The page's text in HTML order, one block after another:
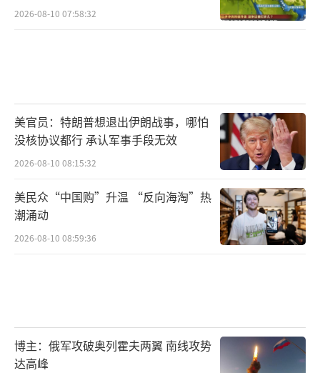
2026-08-10 07:58:32
美官员：特朗普想退出伊朗战事，哪怕
没核协议都行 承认军事手段无效
2026-08-10 08:15:32
美民众“中国购”升温 “反向海淘”热
潮涌动
2026-08-10 08:59:36
博主：俄军攻破奥列霍夫两翼 南线攻势
达高峰